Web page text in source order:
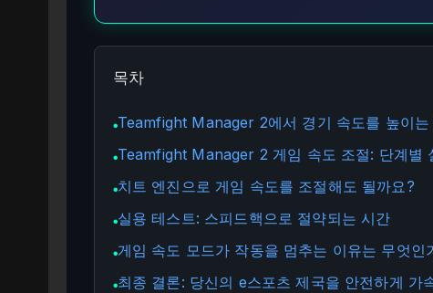
목차
●Teamfight Manager 2에서 경기 속도를 높이는
●Teamfight Manager 2 게임 속도 조절: 단계별
●치트 엔진으로 게임 속도를 조절해도 될까요?
●실용 테스트: 스피드핵으로 절약되는 시간
●게임 속도 모드가 작동을 멈추는 이유는 무엇인
●최종 결론: 당신의 e스포츠 제국을 안전하게 가